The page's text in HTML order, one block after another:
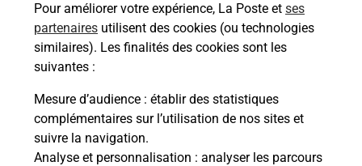
Pour améliorer votre expérience, La Poste et ses
partenaires utilisent des cookies (ou technologies
similaires). Les finalités des cookies sont les
suivantes :
Mesure d’audience : établir des statistiques
complémentaires sur l’utilisation de nos sites et
suivre la navigation.
Analyse et personnalisation : analyser les parcours
02380 Fresnes Sous Coucy
Boîte aux lettres La Poste
Prochaine collecte du courriervendredià
Le lien s'ouvre dans un nouvel onglet